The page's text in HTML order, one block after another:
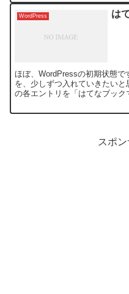
WordPress は
ほぼ、WordPressの初期状態で
を、少しずつ入れていきたい
の各エントリを「はてなブック
スポ